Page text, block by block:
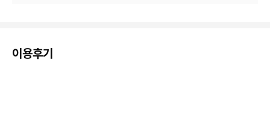
이용후기